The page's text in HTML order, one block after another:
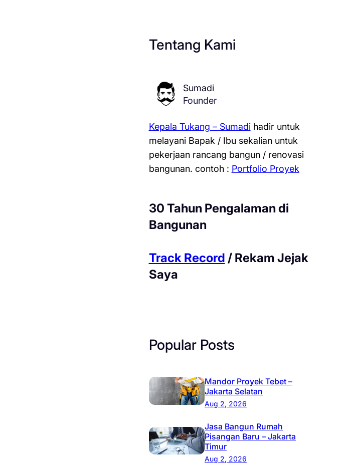
Tentang Kami
Sumadi
Founder
Kepala Tukang – Sumadihadir untuk
melayani Bapak / Ibu sekalian untuk
pekerjaan rancang bangun / renovasi
bangunan. contoh : Portfolio Proyek
30 Tahun Pengalaman di
Bangunan
Track Record / Rekam Jejak
Saya
Popular Posts
Mandor Proyek Tebet –
Jakarta Selatan
Aug 2, 2026
Jasa Bangun Rumah
Pisangan Baru – Jakarta
Timur
Aug 2, 2026